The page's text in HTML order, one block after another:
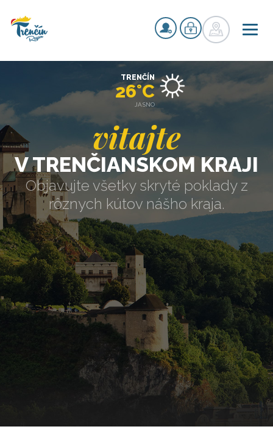
vitajte
V TRENČIANSKOM KRAJI
Objavujte všetky skryté poklady z
rôznych kútov nášho kraja.
TRENČÍN
26°C
JASNO